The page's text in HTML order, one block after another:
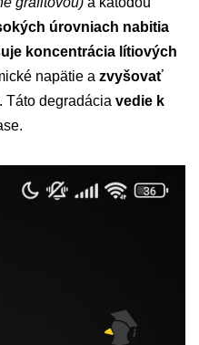
úrovniach nabitia
koncentrácia lítiových
napätie a zvyšovať
. Táto degradácia vedie k